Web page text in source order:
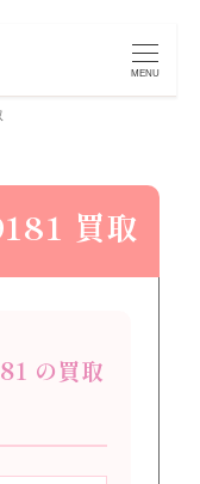
MENU
買取
の買取